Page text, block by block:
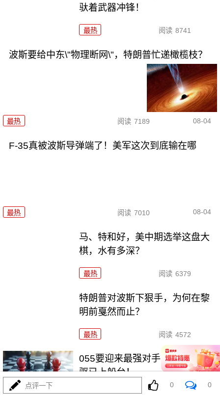
驮着武器冲锋！
最热 阅读 8741
波斯要给中东\"物理断网\"，特朗普忙递橄榄枝？
最热 阅读 7189 08-04
F-35真被波斯导弹端了！美军这次到底输在哪
最热 阅读 7010 08-04
马、特和好，美中期选举这盘大
棋，水有多深？
最热 阅读 6379
特朗普对波斯下狠手，为何在黎
明前戛然而止？
最热 阅读 4572
055要迎来最强对手？东瀛万吨新
驱已上船台！
最热
点评一下 0 0